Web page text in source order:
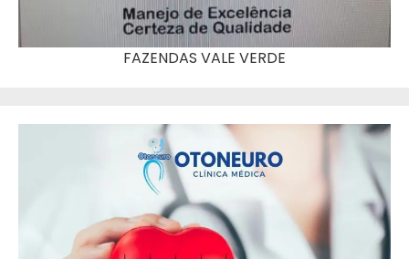
FAZENDAS VALE VERDE